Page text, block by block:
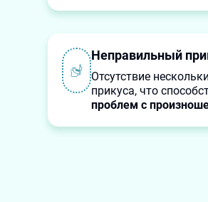
Неправильный
Отсутствие
прикуса, что
проблем с